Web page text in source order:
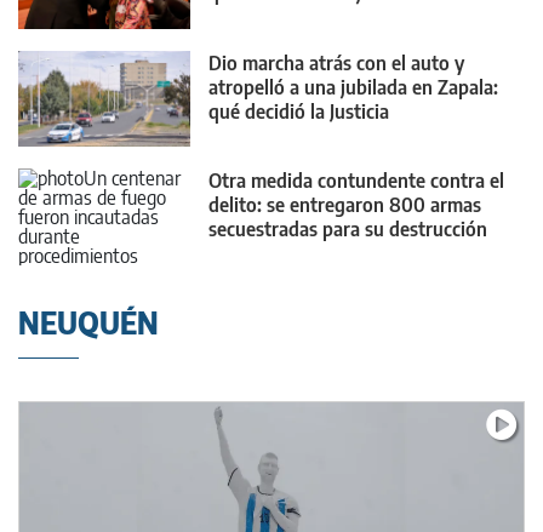
Dio marcha atrás con el auto y
atropelló a una jubilada en Zapala:
qué decidió la Justicia
Otra medida contundente contra el
delito: se entregaron 800 armas
secuestradas para su destrucción
NEUQUÉN